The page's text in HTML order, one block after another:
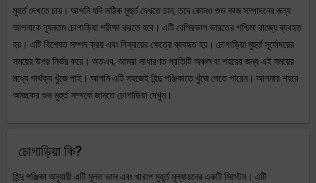
মুহুর্ত দেখতে চায়। আপনি যদি সঠিক মুহুর্ত দেখতে চান, তবে কোনও শুভ কাজ সম্পাদনের জন্য
আপনাকে ন্যূনতম চোগাড়িয়া পরীক্ষা করতে হবে। এটি বেশিরভাগ ভারতের পশ্চিমা রাজ্যে ব্যবহৃত
হয়। এটি বিশেষত সম্পদ ক্রয় এবং বিক্রয়ের ক্ষেত্রে ব্যবহৃত হয়। চোগাড়িয়া মুহুর্ত সূর্যোদয়ের
সময়ের উপর নির্ভর করে। অতএব, আমরা সাধারণত প্রতিটি অঞ্চল বা শহরের জন্য এই সময়ের
মধ্যে পার্থক্য খুঁজে পাই। আপনি এটি সহজেই হিন্দু পঞ্জিকাতে খুঁজে পেতে পারেন। আপনার শহরে
আজকের শুভ মুহুর্ত সম্পর্কে জানতে চোগাড়িয়া দেখুন।
চোগাড়িয়া কি?
হিন্দু পঞ্জিকা অনুযায়ী এটি মূলত ভাল এবং খারাপ মুহূর্ত মূল্যায়নের একটি সিস্টেম। এটি